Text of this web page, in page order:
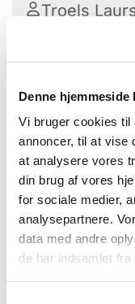
Denne
Vi bruger cookies til
annoncer, til at vise
at analysere vores
din brug af vores
for sociale medier,
analysepartnere.
data med andre
de har indsamlet
Troels